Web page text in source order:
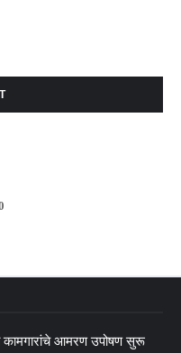
कामगारांचे आमरण उपोषण सुरू